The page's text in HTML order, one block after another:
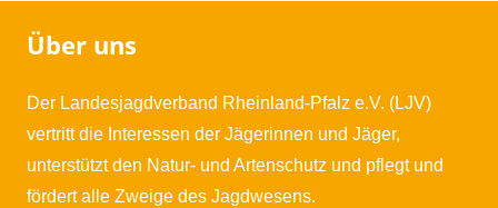
Über uns
Der Landesjagdverband Rheinland-Pfalz e.V. (LJV)
vertritt die Interessen der Jägerinnen und Jäger,
unterstützt den Natur- und Artenschutz und pflegt und
fördert alle Zweige des Jagdwesens.